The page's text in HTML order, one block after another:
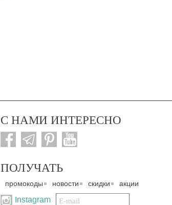
С НАМИ ИНТЕРЕСНО
ПОЛУЧАТЬ
промокоды новости скидки акции
Instagram
Подписаться